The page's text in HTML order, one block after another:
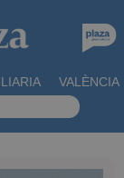
VALÈNCIA